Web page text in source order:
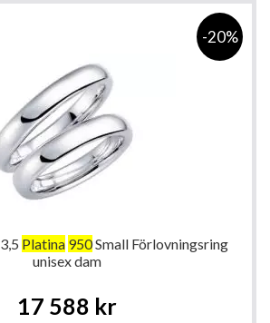
-20%
Platina 950Small Förlovningsring
unisex dam
17 588 kr